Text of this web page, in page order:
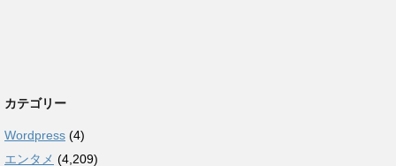
カテゴリー
Wordpress (4)
エンタメ (4,209)